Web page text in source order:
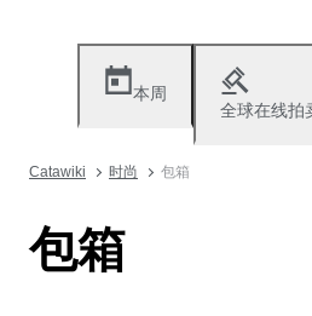
本周
全球在线拍
Catawiki 时尚 包箱
包箱